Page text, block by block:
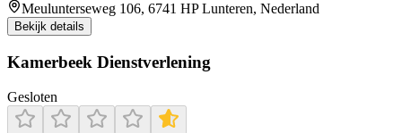
Meulunterseweg 106, 6741 HP Lunteren, Nederland
Bekijk details
Kamerbeek Dienstverlening
Gesloten